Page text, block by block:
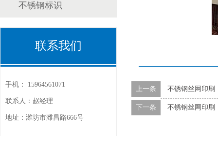
不锈钢标识
联系我们
手机： 15964561071
联系人：赵经理
地址：潍坊市潍昌路666号
上一条 不锈钢丝网印刷
下一条 不锈钢丝网印刷